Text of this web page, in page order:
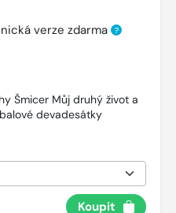
verze zdarma ?
Šmicer Můj druhý život a
devadesátky
Koupit